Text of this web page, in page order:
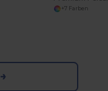
+7 Farben